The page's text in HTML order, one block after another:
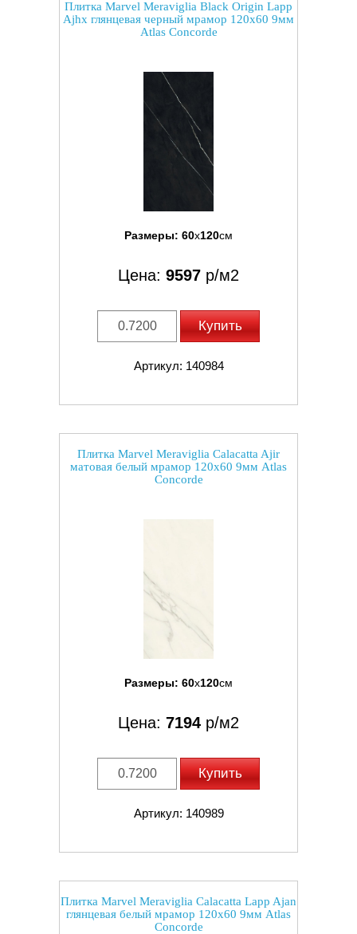
Плитка Marvel Meraviglia Black Origin Lapp
Ajhx глянцевая черный мрамор 120x60 9мм
Atlas Concorde
Размеры: 60x120см
Цена: 9597 р/м2
Купить
Артикул: 140984
Плитка Marvel Meraviglia Calacatta Ajir
матовая белый мрамор 120x60 9мм Atlas
Concorde
Размеры: 60x120см
Цена: 7194 р/м2
Купить
Артикул: 140989
Плитка Marvel Meraviglia Calacatta Lapp Ajan
глянцевая белый мрамор 120x60 9мм Atlas
Concorde